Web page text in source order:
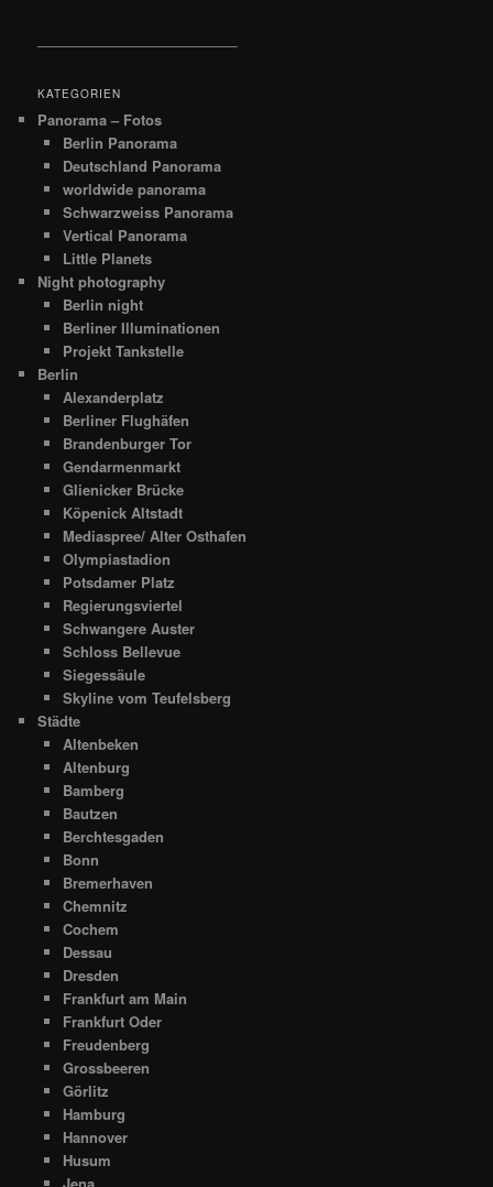
KATEGORIEN
Panorama – Fotos
Berlin Panorama
Deutschland Panorama
worldwide panorama
Schwarzweiss Panorama
Vertical Panorama
Little Planets
Night photography
Berlin night
Berliner Illuminationen
Projekt Tankstelle
Berlin
Alexanderplatz
Berliner Flughäfen
Brandenburger Tor
Gendarmenmarkt
Glienicker Brücke
Köpenick Altstadt
Mediaspree/ Alter Osthafen
Olympiastadion
Potsdamer Platz
Regierungsviertel
Schwangere Auster
Schloss Bellevue
Siegessäule
Skyline vom Teufelsberg
Städte
Altenbeken
Altenburg
Bamberg
Bautzen
Berchtesgaden
Bonn
Bremerhaven
Chemnitz
Cochem
Dessau
Dresden
Frankfurt am Main
Frankfurt Oder
Freudenberg
Grossbeeren
Görlitz
Hamburg
Hannover
Husum
Jena